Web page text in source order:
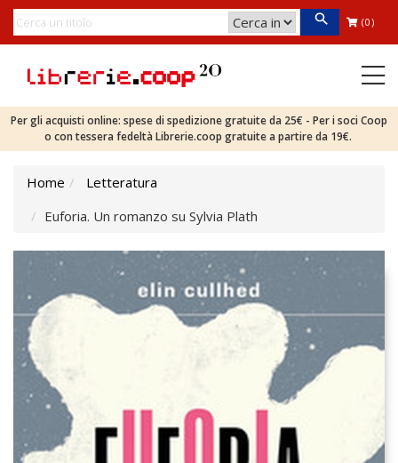
(0)
Per gli acquisti online: spese di spedizione gratuite da 25€ - Per i soci Coop
o con tessera fedeltà Librerie.coop gratuite a partire da 19€.
Home
Letteratura
Euforia. Un romanzo su Sylvia Plath